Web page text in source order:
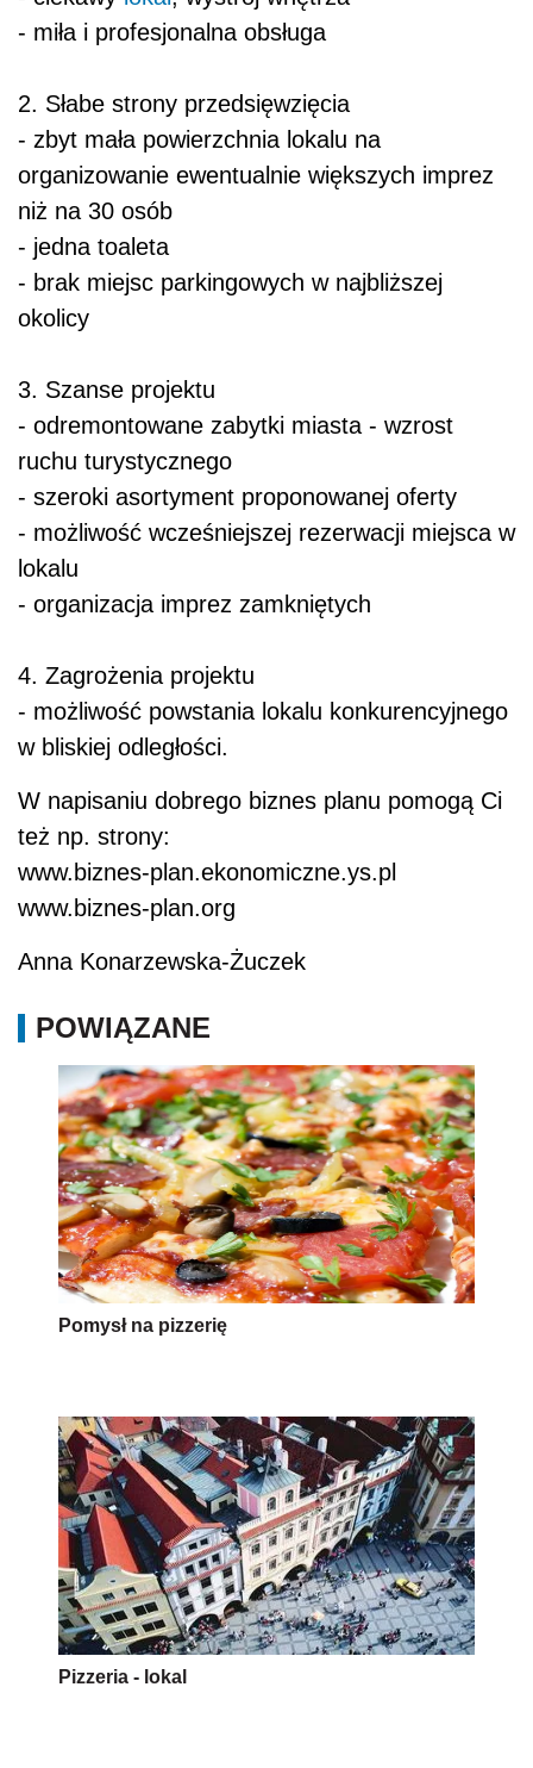
- miła i profesjonalna obsługa
2. Słabe strony przedsięwzięcia
- zbyt mała powierzchnia lokalu na
organizowanie ewentualnie większych imprez
niż na 30 osób
- jedna toaleta
- brak miejsc parkingowych w najbliższej
okolicy
3. Szanse projektu
- odremontowane zabytki miasta - wzrost
ruchu turystycznego
- szeroki asortyment proponowanej oferty
- możliwość wcześniejszej rezerwacji miejsca w
lokalu
- organizacja imprez zamkniętych
4. Zagrożenia projektu
- możliwość powstania lokalu konkurencyjnego
w bliskiej odległości.
W napisaniu dobrego biznes planu pomogą Ci
też np. strony:
www.biznes-plan.ekonomiczne.ys.pl
www.biznes-plan.org
Anna Konarzewska-Żuczek
POWIĄZANE
Pomysł na pizzerię
Pizzeria - lokal